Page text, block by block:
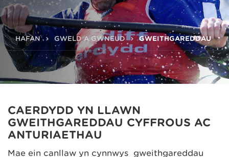
HAFAN GWELD A GWNEUD GWEITHGAREDDAU
CAERDYDD YN LLAWN
GWEITHGAREDDAU CYFFROUS AC
ANTURIAETHAU
Mae ein canllaw yn cynnwys gweithgareddau